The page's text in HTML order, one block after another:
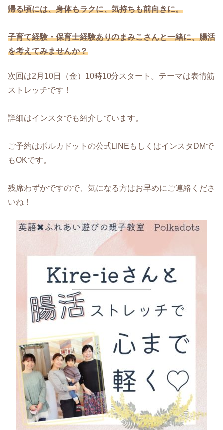
帰る頃には、身体もラクに、気持ちも前向きに。
子育て経験・保育士経験ありのまみこさんと一緒に、腸活
を考えてみませんか？
次回は2月10日（金）10時10分スタート。テーマは表情筋
ストレッチです！
詳細はインスタでも紹介しています。
ご予約はポルカドットの公式LINEもしくはインスタDMで
もOKです。
残席わずかですので、気になる方はお早めにご連絡くださ
いね！